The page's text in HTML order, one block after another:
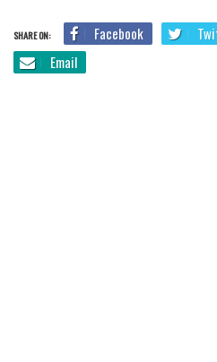
SHARE ON: Facebook
Email